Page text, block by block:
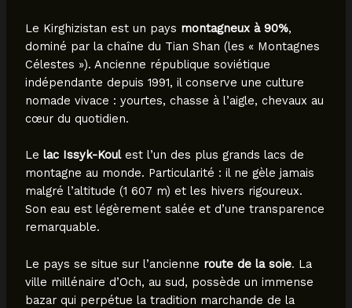
Le Kirghizistan est un pays montagneux à 90%,
dominé par la chaîne du Tian Shan (les « Montagnes
Célestes »). Ancienne république soviétique
indépendante depuis 1991, il conserve une culture
nomade vivace : yourtes, chasse à l’aigle, chevaux au
cœur du quotidien.
Le lac Issyk-Koulest l’un des plus grands lacs de
montagne au monde. Particularité : il ne gèle jamais
malgré l’altitude (1 607 m) et les hivers rigoureux.
Son eau est légèrement salée et d’une transparence
remarquable.
Le pays se situe sur l’ancienne route de la soie. La
ville millénaire d’Och, au sud, possède un immense
bazar qui perpétue la tradition marchande de la